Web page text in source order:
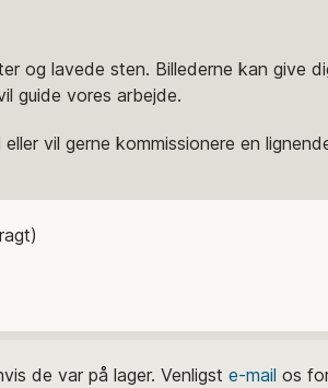
og lavede sten. Billederne kan give
guide vores arbejde.
vil gerne kommissionere en
de var på lager. Venligst e-mail os